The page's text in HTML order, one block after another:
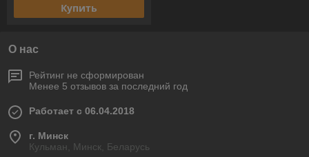
Купить
О нас
Рейтинг не сформирован
Менее 5 отзывов за последний год
Работает с 06.04.2018
г. Минск
Кульман, Минск, Беларусь